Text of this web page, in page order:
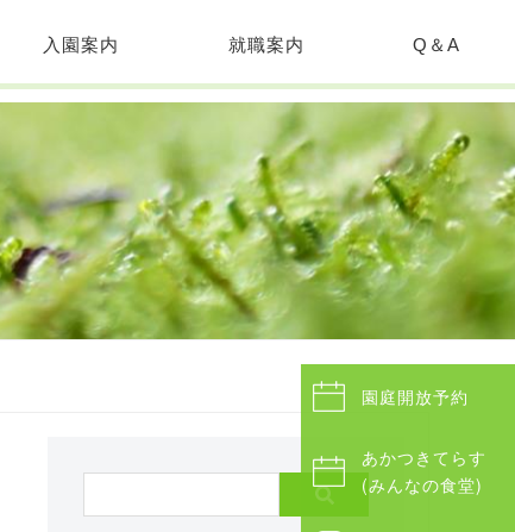
入園案内 就職案内 Q＆A
園庭開放予約
あかつきてらす
(みんなの食堂)